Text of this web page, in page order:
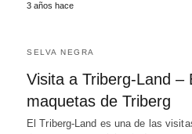
3 años hace
SELVA NEGRA
Visita a Triberg-Land –
maquetas de Triberg
El Triberg-Land es una de las